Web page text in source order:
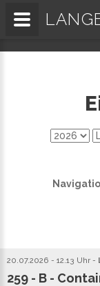
20.07.2026 - 12.13 Uhr -
259 - B -